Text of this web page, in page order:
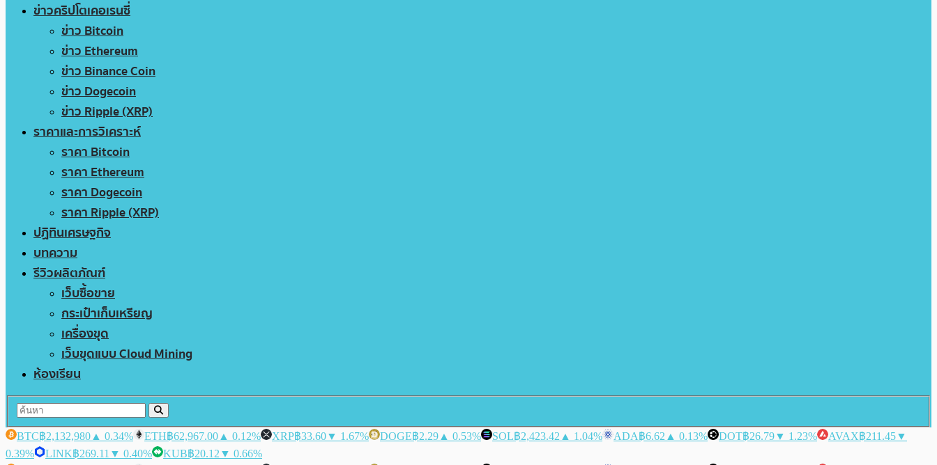
ข่าวคริปโตเคอเรนซี่
ข่าว Bitcoin
ข่าว Ethereum
ข่าว Binance Coin
ข่าว Dogecoin
ข่าว Ripple (XRP)
ราคาและการวิเคราะห์
ราคา Bitcoin
ราคา Ethereum
ราคา Dogecoin
ราคา Ripple (XRP)
ปฏิทินเศรษฐกิจ
บทความ
รีวิวผลิตภัณฑ์
เว็บซื้อขาย
กระเป๋าเก็บเหรียญ
เครื่องขุด
เว็บขุดแบบ Cloud Mining
ห้องเรียน
BTC฿2,132,980 ▲ 0.34% ETH฿62,967.00 ▲ 0.12% XRP฿33.60▼ 1.67% DOGE฿2.29 ▲ 0.53% SOL฿2,423.42 ▲ 1.04% ADA฿6.62 ▲ 0.13% DOT฿26.79▼ 1.23% AVAX฿211.45▼
0.39%
LINK฿269.11 ▼ 0.40% KUB฿20.12 ▼ 0.66%